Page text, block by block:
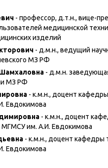
- профессор, д.т.н., вице-
медицинской
изделий
- д.м.н., ведущий
МЗ РФ
- д.м.н.
МЗ РФ
- к.м.н., доцент
Евдокимова
- к.м.н., доцент
им. А.И. Евдокимова
- к.м.н., доцент кафедры
Евдокимова